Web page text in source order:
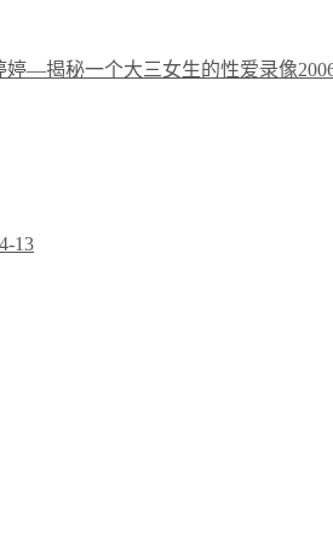
婷—揭秘一个大三女生的性爱录像
13